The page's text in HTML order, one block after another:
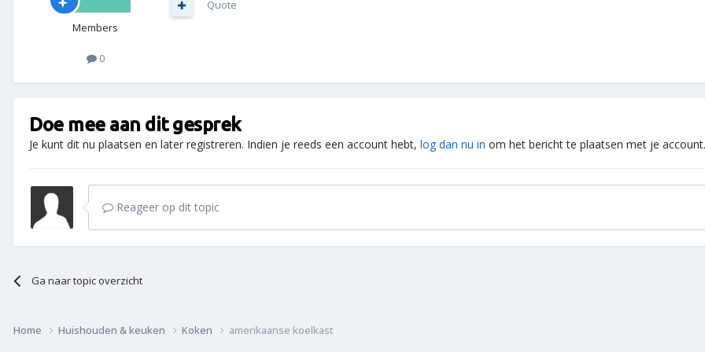
Members
0
Quote
Doe mee aan dit gesprek
Je kunt dit nu plaatsen en later registreren. Indien je reeds een account hebt, log dan nu in om het bericht te plaatsen met je account.
Reageer op dit topic
Ga naar topic overzicht
Home Huishouden & keuken Koken amerikaanse koelkast